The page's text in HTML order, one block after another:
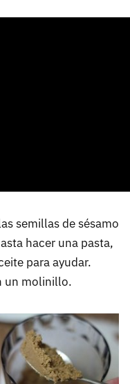
semillas de sésamo
hacer una pasta,
para ayudar.
un molinillo.